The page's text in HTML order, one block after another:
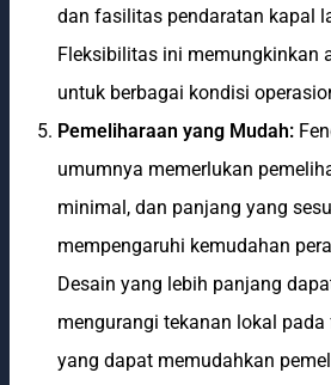
dan fasilitas pendaratan kapal
Fleksibilitas ini memungkinkan
untuk berbagai kondisi
Pemeliharaan yang Mudah:
umumnya memerlukan
minimal, dan panjang yang
mempengaruhi kemudahan
Desain yang lebih panjang
mengurangi tekanan lokal pada
yang dapat memudahkan